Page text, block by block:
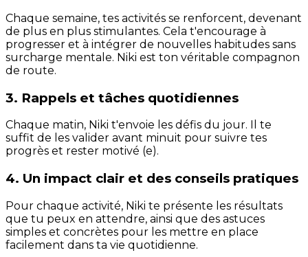
Chaque semaine, tes activités se renforcent, devenant
de plus en plus stimulantes. Cela t'encourage à
progresser et à intégrer de nouvelles habitudes sans
surcharge mentale. Niki est ton véritable compagnon
de route.
3. Rappels et tâches quotidiennes
Chaque matin, Niki t'envoie les défis du jour. Il te
suffit de les valider avant minuit pour suivre tes
progrès et rester motivé (e).
4. Un impact clair et des conseils pratiques
Pour chaque activité, Niki te présente les résultats
que tu peux en attendre, ainsi que des astuces
simples et concrètes pour les mettre en place
facilement dans ta vie quotidienne.